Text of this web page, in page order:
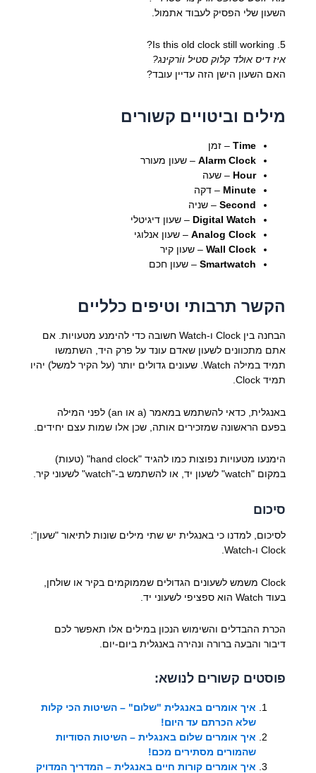
השעון שלי הפסיק לעבוד אתמול.
5. Is this old clock still working?
איז דיס אולד קלוק סטיל ווֹרקינג?
האם השעון הישן הזה עדיין עובד?
מילים וביטויים קשורים
Time– זמן
Alarm Clock– שעון מעורר
Hour – שעה
Minute – דקה
Second– שניה
Digital Watch – שעון דיגיטלי
Analog Clock– שעון אנלוגי
Wall Clock– שעון קיר
Smartwatch– שעון חכם
הקשר תרבותי וטיפים כלליים
הבחנה בין Clock ו-Watch חשובה כדי להימנע מטעויות. אם
אתם מתכוונים לשעון שאדם עונד על פרק היד, השתמשו
תמיד במילה Watch. שעונים גדולים יותר (על הקיר למשל) יהיו
תמיד Clock.
באנגלית, כדאי להשתמש במאמר (a או an) לפני המילה
בפעם הראשונה שמזכירים אותה, שכן אלו שמות עצם יחידים.
הימנעו מטעויות נפוצות כמו להגיד "hand clock" (טעות)
במקום "watch" לשעון יד, או להשתמש ב-"watch" לשעוני קיר.
סיכום
לסיכום, למדנו כי באנגלית יש שתי מילים שונות לתיאור "שעון":
Clock ו-Watch.
Clock משמש לשעונים הגדולים שממוקמים בקיר או שולחן,
בעוד Watch הוא ספציפי לשעוני יד.
הכרת ההבדלים והשימוש הנכון במילים אלו תאפשר לכם
דיבור והבעה ברורה ונהירה באנגלית ביום-יום.
פוסטים קשורים לנושא:
איך אומרים באנגלית "שלום" – השיטות הכי קלות
שלא הכרתם עד היום!
איך אומרים שלום באנגלית – השיטות הסודיות
שהמורים מסתירים מכם!
איך אומרים קורות חיים באנגלית – המדריך המדויק